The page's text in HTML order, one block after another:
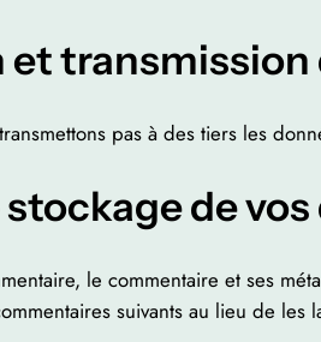
transmission
pas à des tiers les
de
le commentaire et ses
suivants au lieu de